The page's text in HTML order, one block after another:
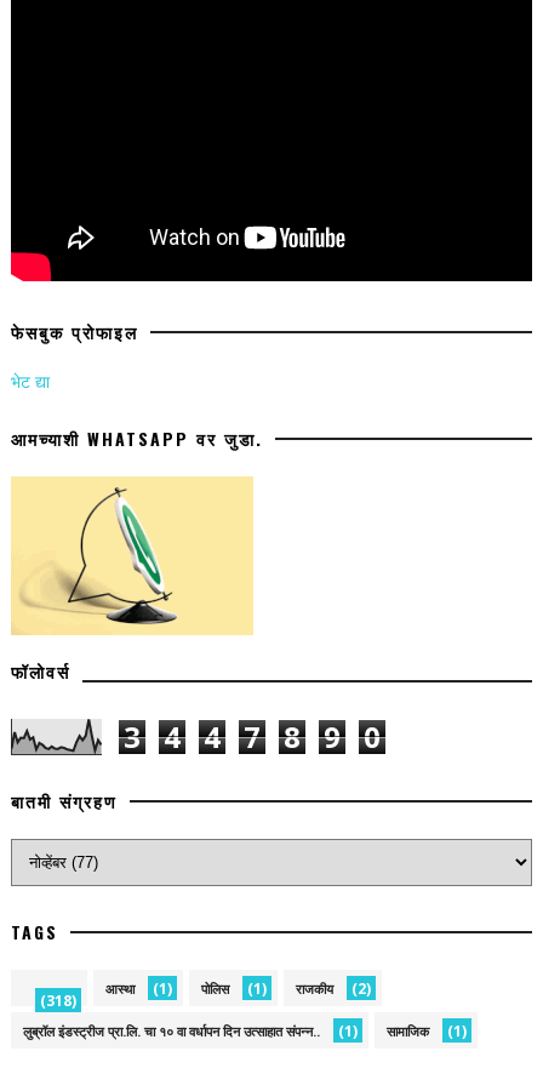
फेसबुक प्रोफाइल
भेट द्या
आमच्याशी WHATSAPP वर जुडा.
फॉलोवर्स
3 4 4 7 8 9 0
बातमी संग्रहण
TAGS
(318)
आस्था (1) पोलिस (1) राजकीय (2)
लुब्रॉल इंडस्ट्रीज प्रा.लि. चा १० वा वर्धापन दिन उत्साहात संपन्न.. (1) सामाजिक (1)